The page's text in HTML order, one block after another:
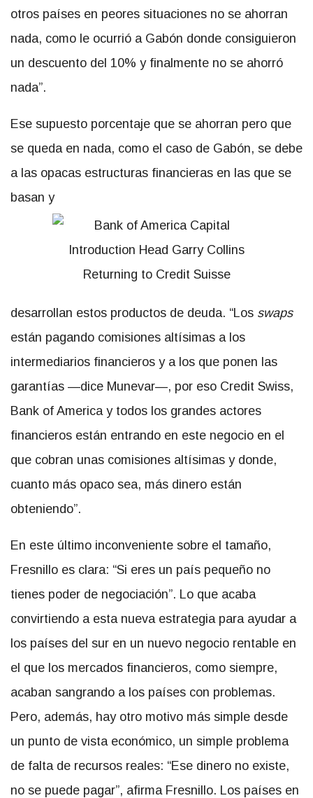
otros países en peores situaciones no se ahorran
nada, como le ocurrió a Gabón donde consiguieron
un descuento del 10% y finalmente no se ahorró
nada”.
Ese supuesto porcentaje que se ahorran pero que
se queda en nada, como el caso de Gabón, se debe
a las opacas estructuras financieras en las que se
basan y
desarrollan estos productos de deuda. “Los swaps
están pagando comisiones altísimas a los
intermediarios financieros y a los que ponen las
garantías —dice Munevar—, por eso Credit Swiss,
Bank of America y todos los grandes actores
financieros están entrando en este negocio en el
que cobran unas comisiones altísimas y donde,
cuanto más opaco sea, más dinero están
obteniendo”.
En este último inconveniente sobre el tamaño,
Fresnillo es clara: “Si eres un país pequeño no
tienes poder de negociación”. Lo que acaba
convirtiendo a esta nueva estrategia para ayudar a
los países del sur en un nuevo negocio rentable en
el que los mercados financieros, como siempre,
acaban sangrando a los países con problemas.
Pero, además, hay otro motivo más simple desde
un punto de vista económico, un simple problema
de falta de recursos reales: “Ese dinero no existe,
no se puede pagar”, afirma Fresnillo. Los países en